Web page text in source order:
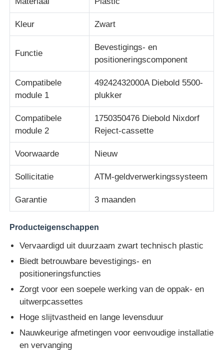
Contacteer ons
nieuws
Alle Gevallen
Vraag een offerte aan
Diebold ATM-onderdelen
Hyosung ATM onderdelen
Fujitsu ATM-onderdelen
De Delen van GRG ATM
Kleur Zwart
Functie
Bevestigings- en
positioneringscomponent
Compatibele
module 1
49242432000A Diebold 5500-
plukker
Compatibele
module 2
1750350476 Diebold Nixdorf
Reject-cassette
Voorwaarde Nieuw
Sollicitatie ATM-geldverwerkingssysteem
Garantie 3 maanden
Producteigenschappen
Vervaardigd uit duurzaam zwart technisch plastic
Biedt betrouwbare bevestigings- en
positioneringsfuncties
Zorgt voor een soepele werking van de oppak- en
uitwerpcassettes
Hoge slijtvastheid en lange levensduur
Nauwkeurige afmetingen voor eenvoudige installatie
en vervanging